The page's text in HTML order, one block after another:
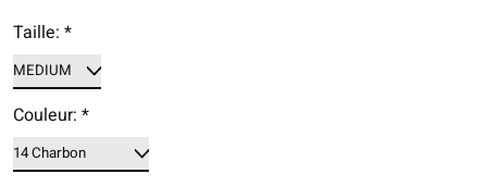
Taille: *
Couleur: *